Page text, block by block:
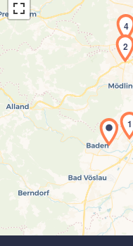
1
2
4